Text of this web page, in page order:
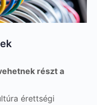
részt a
érettségi